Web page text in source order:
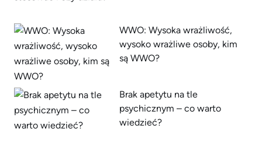
WWO: Wysoka wrażliwość,
wysoko wrażliwe osoby, kim
są WWO?
Brak apetytu na tle
psychicznym – co warto
wiedzieć?